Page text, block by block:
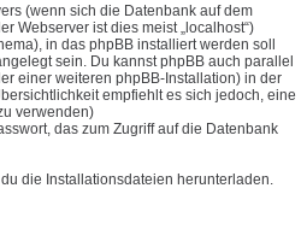
(wenn sich die Datenbank auf dem
Webserver ist dies meist „localhost“)
in das phpBB installiert werden soll
sein. Du kannst phpBB auch parallel
einer weiteren phpBB-Installation) in der
empfiehlt es sich jedoch, eine
verwenden)
das zum Zugriff auf die Datenbank
die Installationsdateien herunterladen.